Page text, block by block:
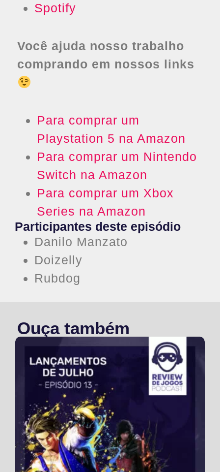
Spotify
Você ajuda nosso trabalho
comprando em nossos links
Para comprar um
Playstation 5 na Amazon
Para comprar um Nintendo
Switch na Amazon
Para comprar um Xbox
Series na Amazon
Participantes deste episódio
Danilo Manzato
Doizelly
Rubdog
Ouça também